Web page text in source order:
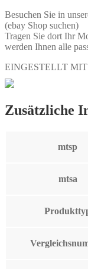
Besuchen Sie in
(ebay Shop suchen)
Tragen Sie dort Ihr
werden Ihnen alle
EINGESTELLT MIT
Zusätzliche
mtsp
mtsa